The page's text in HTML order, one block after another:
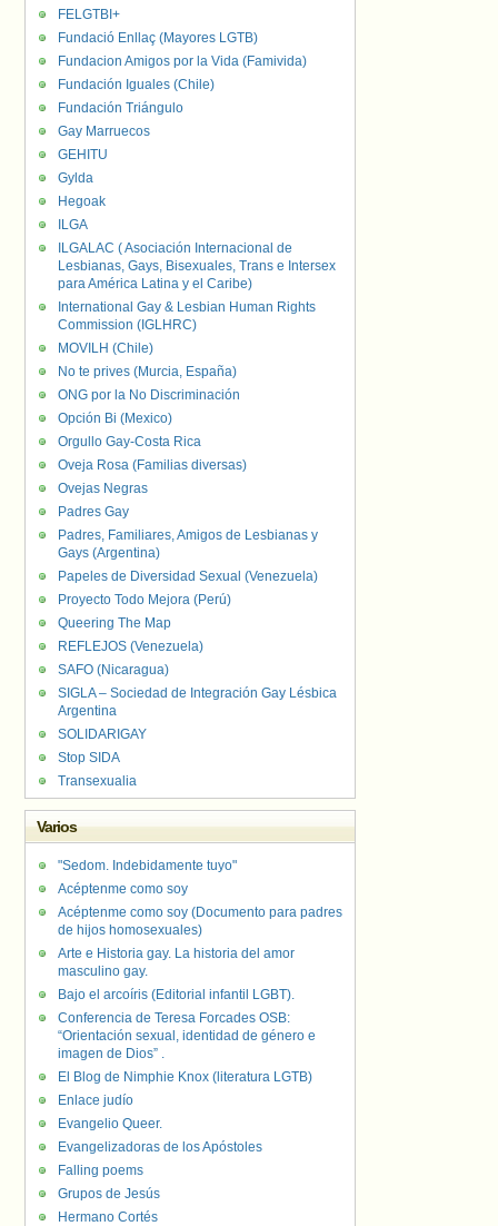
FELGTBI+
Fundació Enllaç (Mayores LGTB)
Fundacion Amigos por la Vida (Famivida)
Fundación Iguales (Chile)
Fundación Triángulo
Gay Marruecos
GEHITU
Gylda
Hegoak
ILGA
ILGALAC ( Asociación Internacional de
Lesbianas, Gays, Bisexuales, Trans e Intersex
para América Latina y el Caribe)
International Gay & Lesbian Human Rights
Commission (IGLHRC)
MOVILH (Chile)
No te prives (Murcia, España)
ONG por la No Discriminación
Opción Bi (Mexico)
Orgullo Gay-Costa Rica
Oveja Rosa (Familias diversas)
Ovejas Negras
Padres Gay
Padres, Familiares, Amigos de Lesbianas y
Gays (Argentina)
Papeles de Diversidad Sexual (Venezuela)
Proyecto Todo Mejora (Perú)
Queering The Map
REFLEJOS (Venezuela)
SAFO (Nicaragua)
SIGLA – Sociedad de Integración Gay Lésbica
Argentina
SOLIDARIGAY
Stop SIDA
Transexualia
Varios
"Sedom. Indebidamente tuyo"
Acéptenme como soy
Acéptenme como soy (Documento para padres
de hijos homosexuales)
Arte e Historia gay. La historia del amor
masculino gay.
Bajo el arcoíris (Editorial infantil LGBT).
Conferencia de Teresa Forcades OSB:
“Orientación sexual, identidad de género e
imagen de Dios” .
El Blog de Nimphie Knox (literatura LGTB)
Enlace judío
Evangelio Queer.
Evangelizadoras de los Apóstoles
Falling poems
Grupos de Jesús
Hermano Cortés